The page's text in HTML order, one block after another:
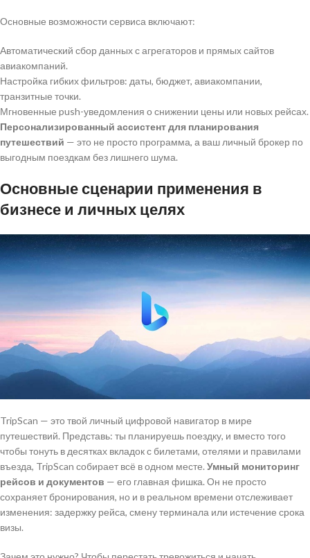
Основные возможности сервиса включают:
Автоматический сбор данных с агрегаторов и прямых сайтов
авиакомпаний.
Настройка гибких фильтров: даты, бюджет, авиакомпании,
транзитные точки.
Мгновенные push-уведомления о снижении цены или новых рейсах.
Персонализированный ассистент для планирования
путешествий — это не просто программа, а ваш личный брокер по
выгодным поездкам без лишнего шума.
Основные сценарии применения в
бизнесе и личных целях
TripScan — это твой личный цифровой навигатор в мире
путешествий. Представь: ты планируешь поездку, и вместо того
чтобы тонуть в десятках вкладок с билетами, отелями и правилами
въезда, TripScan собирает всё в одном месте. Умный мониторинг
рейсов и документов — его главная фишка. Он не просто
сохраняет бронирования, но и в реальном времени отслеживает
изменения: задержку рейса, смену терминала или истечение срока
визы.